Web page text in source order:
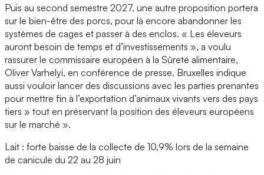
Puis au second semestre 2027, une autre proposition portera
sur le bien-être des porcs, pour là encore abandonner les
systèmes de cages et passer à des enclos. « Les éleveurs
auront besoin de temps et d’investissements », a voulu
rassurer le commissaire européen à la Sûreté alimentaire,
Oliver Varhelyi, en conférence de presse. Bruxelles indique
aussi vouloir lancer des discussions avec les parties prenantes
pour mettre fin à l’exportation d’animaux vivants vers des pays
tiers » tout en préservant la position des éleveurs européens
sur le marché ».
Lait : forte baisse de la collecte de 10,9% lors de la semaine
de canicule du 22 au 28 juin